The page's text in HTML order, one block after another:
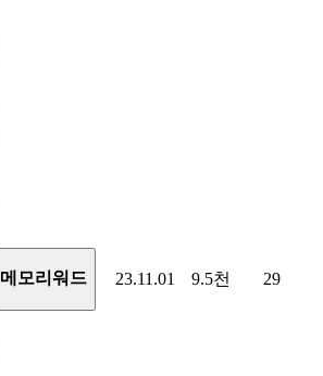
메모리워드 23.11.01 9.5천 29